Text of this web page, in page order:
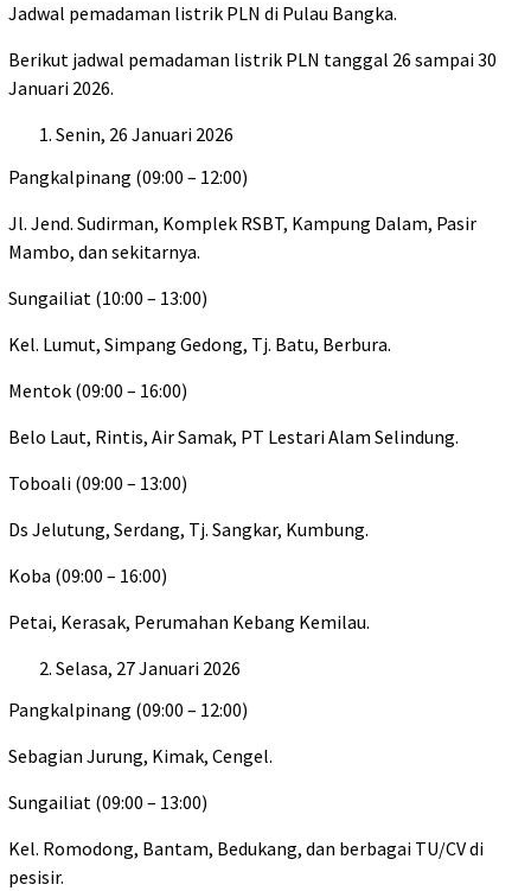
Jadwal pemadaman listrik PLN di Pulau Bangka.
Berikut jadwal pemadaman listrik PLN tanggal 26 sampai 30
Januari 2026.
Senin, 26 Januari 2026
Pangkalpinang (09:00 – 12:00)
Jl. Jend. Sudirman, Komplek RSBT, Kampung Dalam, Pasir
Mambo, dan sekitarnya.
Sungailiat (10:00 – 13:00)
Kel. Lumut, Simpang Gedong, Tj. Batu, Berbura.
Mentok (09:00 – 16:00)
Belo Laut, Rintis, Air Samak, PT Lestari Alam Selindung.
Toboali (09:00 – 13:00)
Ds Jelutung, Serdang, Tj. Sangkar, Kumbung.
Koba (09:00 – 16:00)
Petai, Kerasak, Perumahan Kebang Kemilau.
Selasa, 27 Januari 2026
Pangkalpinang (09:00 – 12:00)
Sebagian Jurung, Kimak, Cengel.
Sungailiat (09:00 – 13:00)
Kel. Romodong, Bantam, Bedukang, dan berbagai TU/CV di
pesisir.